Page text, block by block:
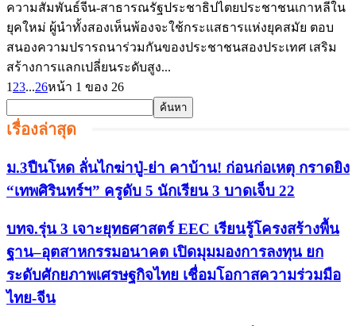
ความสัมพันธ์จีน-สาธารณรัฐประชาธิปไตยประชาชนเกาหลีใน
ยุคใหม่ ผู้นำทั้งสองเห็นพ้องจะใช้กระแสธารแห่งยุคสมัย ตอบ
สนองความปรารถนาร่วมกันของประชาชนสองประเทศ เสริม
สร้างการแลกเปลี่ยนระดับสูง...
1 23...26หน้า 1 ของ 26
เรื่องล่าสุด
ม.3ปืนโหด ลั่นไกฆ่าปู่-ย่า คาบ้าน! ก่อนก่อเหตุ กราดยิง
“เทพศิรินทร์ฯ” ครูดับ 5 นักเรียน 3 บาดเจ็บ 22
บทจ.รุ่น 3 เจาะยุทธศาสตร์ EEC เรียนรู้โครงสร้างพื้น
ฐาน–อุตสาหกรรมอนาคต เปิดมุมมองการลงทุน ยก
ระดับศักยภาพเศรษฐกิจไทย เชื่อมโอกาสความร่วมมือ
ไทย-จีน